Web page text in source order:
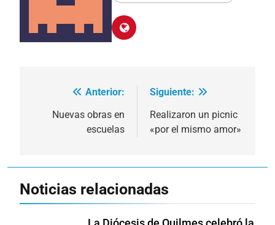
Navegación
Anterior:
Nuevas obras en
escuelas
Siguiente:
Realizaron un picnic
«por el mismo amor»
Noticias relacionadas